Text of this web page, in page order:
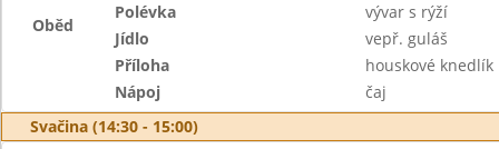
Oběd
Polévka
vývar s rýží
Jídlo
vepř. guláš
Příloha
houskové knedlík
Nápoj
čaj
Svačina (14:30 - 15:00)